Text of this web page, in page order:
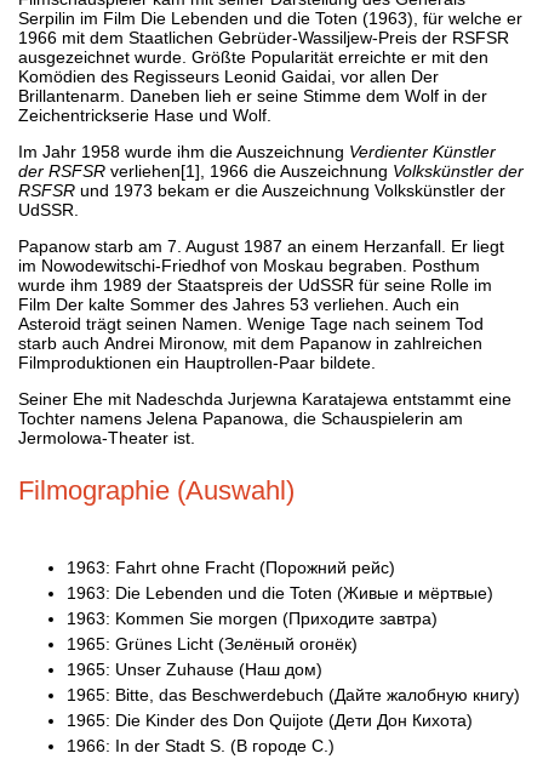
Serpilin im Film Die Lebenden und die Toten (1963), für welche er
1966 mit dem Staatlichen Gebrüder-Wassiljew-Preis der RSFSR
ausgezeichnet wurde. Größte Popularität erreichte er mit den
Komödien des Regisseurs Leonid Gaidai, vor allen Der
Brillantenarm. Daneben lieh er seine Stimme dem Wolf in der
Zeichentrickserie Hase und Wolf.
Im Jahr 1958 wurde ihm die Auszeichnung Verdienter Künstler
der RSFSR verliehen[1], 1966 die Auszeichnung Volkskünstler der
RSFSR und 1973 bekam er die Auszeichnung Volkskünstler der
UdSSR.
Papanow starb am 7. August 1987 an einem Herzanfall. Er liegt
im Nowodewitschi-Friedhof von Moskau begraben. Posthum
wurde ihm 1989 der Staatspreis der UdSSR für seine Rolle im
Film Der kalte Sommer des Jahres 53 verliehen. Auch ein
Asteroid trägt seinen Namen. Wenige Tage nach seinem Tod
starb auch Andrei Mironow, mit dem Papanow in zahlreichen
Filmproduktionen ein Hauptrollen-Paar bildete.
Seiner Ehe mit Nadeschda Jurjewna Karatajewa entstammt eine
Tochter namens Jelena Papanowa, die Schauspielerin am
Jermolowa-Theater ist.
Filmographie (Auswahl)
1963: Fahrt ohne Fracht (Порожний рейс)
1963: Die Lebenden und die Toten (Живые и мёртвые)
1963: Kommen Sie morgen (Приходите завтра)
1965: Grünes Licht (Зелёный огонёк)
1965: Unser Zuhause (Наш дом)
1965: Bitte, das Beschwerdebuch (Дайте жалобную книгу)
1965: Die Kinder des Don Quijote (Дети Дон Кихота)
1966: In der Stadt S. (В городе С.)